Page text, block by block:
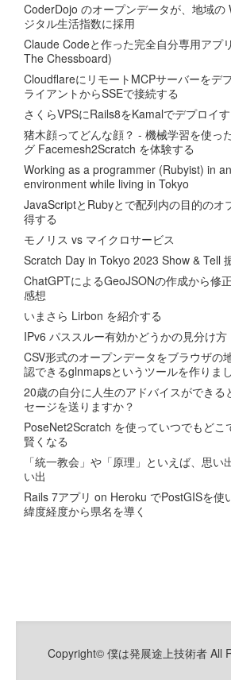
CoderDojo のオープンデータが、地域の
ジタル生活指数に採用
Claude Codeと作った完全自分専用アプ
The Chessboard)
CloudflareにリモートMCPサーバーをデ
ライアントからSSEで接続する
さくらVPSにRails8をKamalでデプロイ
猪木顔ってどんな顔？ - 機械学習を使っ
グ Facemesh2Scratch を体験する
Working as a programmer (Rubyist) in
environment while living in Tokyo
JavaScriptとRubyとで配列内の目的のオ
得する
モノリス vs マイクロサービス
Scratch Day in Tokyo 2023 Show & Tell
ChatGPTによるGeoJSONの作成から修
感想
いまさら Lirbon を紹介する
IPv6 パススルー有効かどうかの見分け方
CSV形式のオープンデータをブラウザの
認できるglnmapsというツールを作りま
20歳の自分に人生のアドバイスができる
セージを送りますか？
PoseNet2Scratch を使っていつでもどこ
賢くなる
「統一教会」や「原理」といえば、思い
い出
Rails 7アプリ on Heroku でPostGISを使
緯度経度から県名を導く
Copyright© 僕は発展途上技術者 All